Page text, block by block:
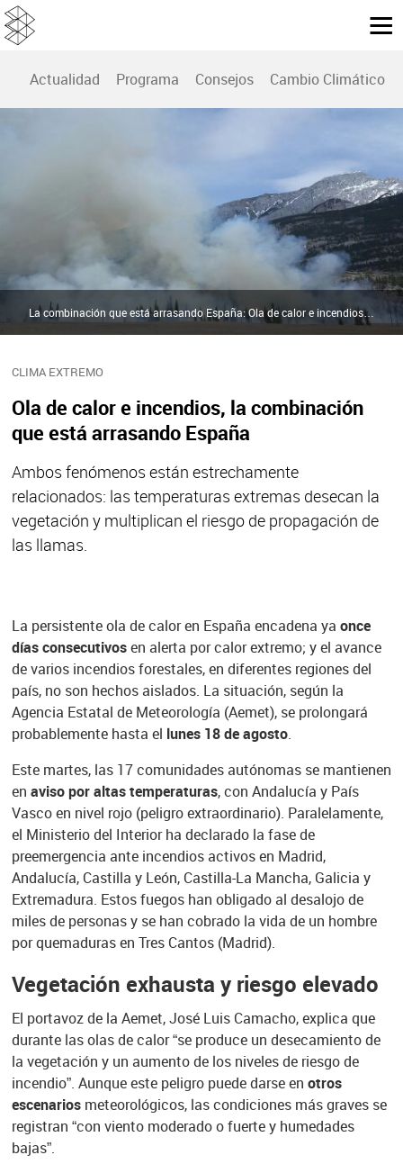
Actualidad Programa Consejos Cambio Climático
CLIMA EXTREMO
Ola de calor e incendios, la combinación
que está arrasando España
Ambos fenómenos están estrechamente
relacionados: las temperaturas extremas desecan la
vegetación y multiplican el riesgo de propagación de
las llamas.
La combinación que está arrasando España: Ola de calor e incendios | Pexels
La persistente ola de calor en España encadena ya once
días consecutivosen alerta por calor extremo; y el avance
de varios incendios forestales, en diferentes regiones del
país, no son hechos aislados. La situación, según la
Agencia Estatal de Meteorología (Aemet), se prolongará
probablemente hasta el lunes 18 de agosto.
Este martes, las 17 comunidades autónomas se mantienen
en aviso por altas temperaturas, con Andalucía y País
Vasco en nivel rojo (peligro extraordinario). Paralelamente,
el Ministerio del Interior ha declarado la fase de
preemergencia ante incendios activos en Madrid,
Andalucía, Castilla y León, Castilla-La Mancha, Galicia y
Extremadura. Estos fuegos han obligado al desalojo de
miles de personas y se han cobrado la vida de un hombre
por quemaduras en Tres Cantos (Madrid).
Vegetación exhausta y riesgo elevado
El portavoz de la Aemet, José Luis Camacho, explica que
durante las olas de calor “se produce un desecamiento de
la vegetación y un aumento de los niveles de riesgo de
incendio”. Aunque este peligro puede darse en otros
escenariosmeteorológicos, las condiciones más graves se
registran “con viento moderado o fuerte y humedades
bajas”.